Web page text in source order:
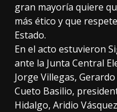
gran mayoría quiere
más ético y que
Estado.
En el acto estuvieron
ante la Junta Central
Jorge Villegas,
Cueto Basilio,
Hidalgo, Aridio